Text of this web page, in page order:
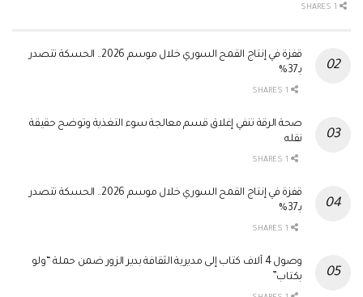
قفزة في إنتاج القمح السوري خلال موسم 2026.. الحسكة تتصدر
بـ37%
صحة الرقة تنفي إغلاق قسم معالجة سوء التغذية وتوضح حقيقة
نقله
قفزة في إنتاج القمح السوري خلال موسم 2026.. الحسكة تتصدر
بـ37%
وصول 4 آلاف كتاب إلى مديرية الثقافة بدير الزور ضمن حملة “ولو
بكتاب”